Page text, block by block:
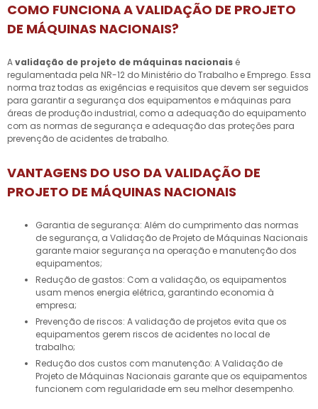
COMO FUNCIONA A VALIDAÇÃO DE PROJETO
DE MÁQUINAS NACIONAIS?
Avalidação de projeto de máquinas nacionais é
regulamentada pela NR-12 do Ministério do Trabalho e Emprego. Essa
norma traz todas as exigências e requisitos que devem ser seguidos
para garantir a segurança dos equipamentos e máquinas para
áreas de produção industrial, como a adequação do equipamento
com as normas de segurança e adequação das proteções para
prevenção de acidentes de trabalho.
VANTAGENS DO USO DA VALIDAÇÃO DE
PROJETO DE MÁQUINAS NACIONAIS
Garantia de segurança: Além do cumprimento das normas
de segurança, a Validação de Projeto de Máquinas Nacionais
garante maior segurança na operação e manutenção dos
equipamentos;
Redução de gastos: Com a validação, os equipamentos
usam menos energia elétrica, garantindo economia à
empresa;
Prevenção de riscos: A validação de projetos evita que os
equipamentos gerem riscos de acidentes no local de
trabalho;
Redução dos custos com manutenção: A Validação de
Projeto de Máquinas Nacionais garante que os equipamentos
funcionem com regularidade em seu melhor desempenho.